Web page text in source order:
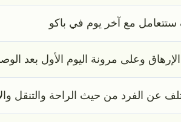
مع آخر يوم في باكو
وعلى مرونة اليوم الأول بعد
عن الفرد من حيث الراحة والتنقل